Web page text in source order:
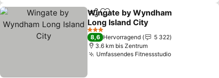
TeilenZu Favoriten hinzufügen
Wingate by Wyndham
Long Island City
3 Sterne
8,6 Hervorragend
5 322
3.6 km bis Zentrum
Umfassendes Fitnessstudio